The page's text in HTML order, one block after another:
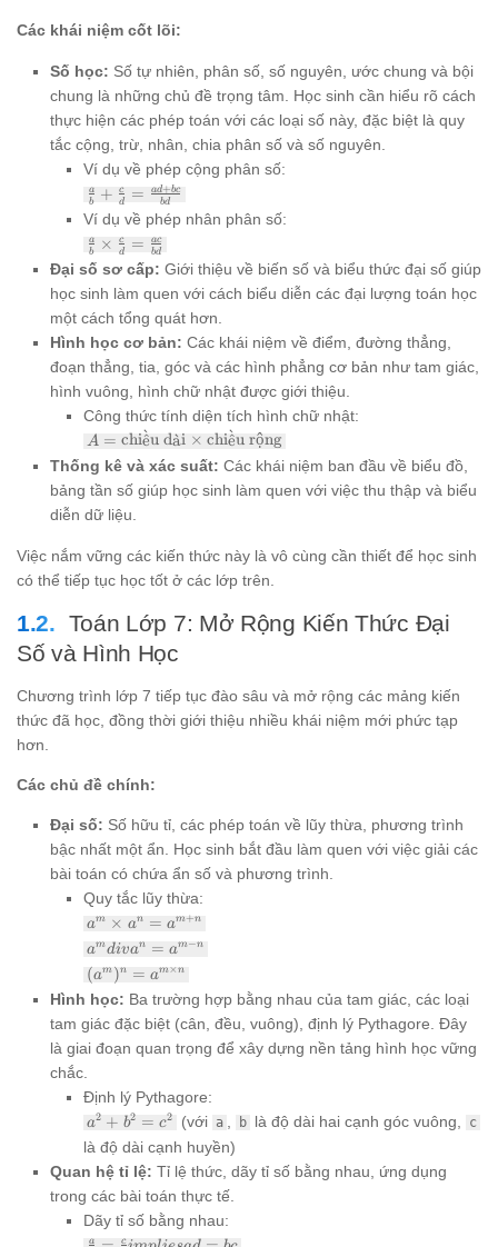
Các khái niệm cốt lõi:
Số học: Số tự nhiên, phân số, số nguyên, ước chung và bội
chung là những chủ đề trọng tâm. Học sinh cần hiểu rõ cách
thực hiện các phép toán với các loại số này, đặc biệt là quy
tắc cộng, trừ, nhân, chia phân số và số nguyên.
Ví dụ về phép cộng phân số:
\frac{a}
{b} +
\frac{c}
{d} =
\frac{ad
+ bc}
{bd}
b
a + d
c = bd
ad+bc
Ví dụ về phép nhân phân số:
\frac{a}
{b}
\times
\frac{c}
{d} =
\frac{ac}
{bd}
b
a × d
c = bd
ac
Đại số sơ cấp: Giới thiệu về biến số và biểu thức đại số giúp
học sinh làm quen với cách biểu diễn các đại lượng toán học
một cách tổng quát hơn.
Hình học cơ bản: Các khái niệm về điểm, đường thẳng,
đoạn thẳng, tia, góc và các hình phẳng cơ bản như tam giác,
hình vuông, hình chữ nhật được giới thiệu.
Công thức tính diện tích hình chữ nhật:
A =
\text{chiều
dài} \times
\text{chiều
rộng}
A = chie
ˆ
ˋu da
ˋi × chie
ˆ
ˋu rộng
Thống kê và xác suất: Các khái niệm ban đầu về biểu đồ,
bảng tần số giúp học sinh làm quen với việc thu thập và biểu
diễn dữ liệu.
Việc nắm vững các kiến thức này là vô cùng cần thiết để học sinh
có thể tiếp tục học tốt ở các lớp trên.
Toán Lớp 7: Mở Rộng Kiến Thức Đại
Số và Hình Học
Chương trình lớp 7 tiếp tục đào sâu và mở rộng các mảng kiến
thức đã học, đồng thời giới thiệu nhiều khái niệm mới phức tạp
hơn.
Các chủ đề chính:
Đại số: Số hữu tỉ, các phép toán về lũy thừa, phương trình
bậc nhất một ẩn. Học sinh bắt đầu làm quen với việc giải các
bài toán có chứa ẩn số và phương trình.
Quy tắc lũy thừa:
a^m
\times
a^n =
a^{m+n}
am × an = am+n
a^m
div
a^n =
a^{m-
n}
amdivan = am−n
(a^m)^n
= a^{m
\times
n}
(am )n = am×n
Hình học: Ba trường hợp bằng nhau của tam giác, các loại
tam giác đặc biệt (cân, đều, vuông), định lý Pythagore. Đây
là giai đoạn quan trọng để xây dựng nền tảng hình học vững
chắc.
Định lý Pythagore:
a^2
+
b^2
=
c^2
a2 + b2 = c2 (với a b là độ dài hai cạnh góc vuông, c
là độ dài cạnh huyền)
Quan hệ tỉ lệ: Tỉ lệ thức, dãy tỉ số bằng nhau, ứng dụng
trong các bài toán thực tế.
Dãy tỉ số bằng nhau:
\frac{a}
a c